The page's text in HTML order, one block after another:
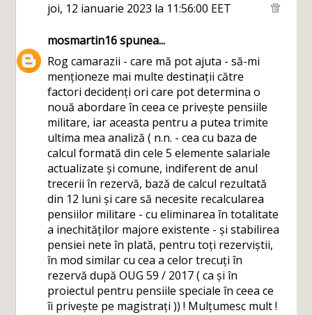
joi, 12 ianuarie 2023 la 11:56:00 EET
mosmartin16spunea...
Rog camarazii - care mă pot ajuta - să-mi
menționeze mai multe destinații către
factori decidenți ori care pot determina o
nouă abordare în ceea ce privește pensiile
militare, iar aceasta pentru a putea trimite
ultima mea analiză ( n.n. - cea cu baza de
calcul formată din cele 5 elemente salariale
actualizate și comune, indiferent de anul
trecerii în rezervă, bază de calcul rezultată
din 12 luni și care să necesite recalcularea
pensiilor militare - cu eliminarea în totalitate
a inechităților majore existente - și stabilirea
pensiei nete în plată, pentru toți rezerviștii,
în mod similar cu cea a celor trecuți în
rezervă după OUG 59 / 2017 ( ca și în
proiectul pentru pensiile speciale în ceea ce
îi privește pe magistrați )) ! Mulțumesc mult !